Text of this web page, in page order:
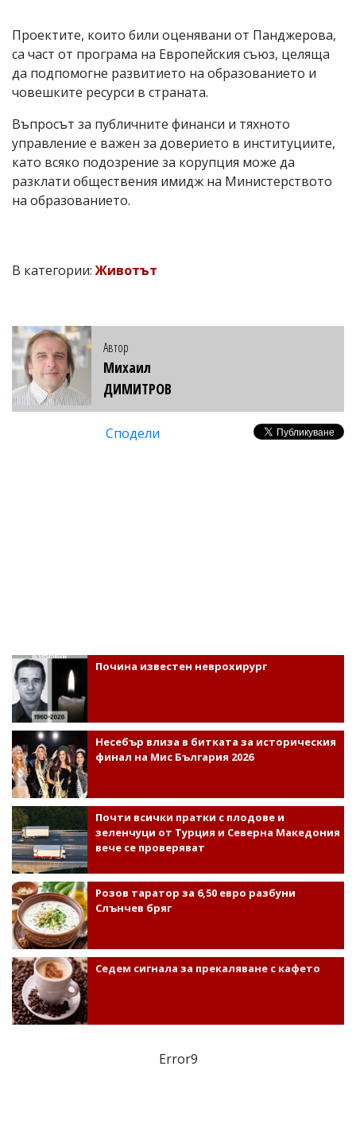
Проектите, които били оценявани от Панджерова,
са част от програма на Европейския съюз, целяща
да подпомогне развитието на образованието и
човешките ресурси в страната.
Въпросът за публичните финанси и тяхното
управление е важен за доверието в институциите,
като всяко подозрение за корупция може да
разклати обществения имидж на Министерството
на образованието.
В категории:Животът
Автор
Михаил
ДИМИТРОВ
Сподели
Почина известен неврохирург
Несебър влиза в битката за историческия
финал на Мис България 2026
Почти всички пратки с плодове и
зеленчуци от Турция и Северна Македония
вече се проверяват
Розов таратор за 6,50 евро разбуни
Слънчев бряг
Седем сигнала за прекаляване с кафето
Error9